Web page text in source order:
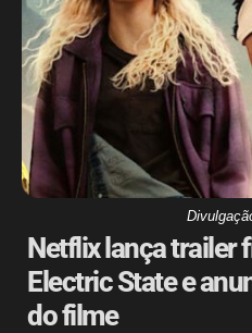
Netflix lança trailer
Electric State e
do filme